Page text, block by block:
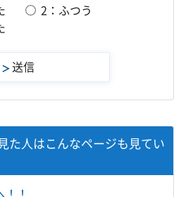
2：ふつう
た人はこんなページも見てい
！